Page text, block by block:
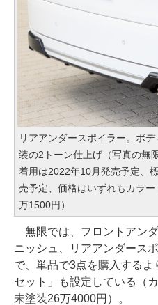
リアアンダースポイラー。ボ
装の2トーン仕上げ（写真の無
着用は2022年10月発売予定、
売予定、価格はいずれもカラ
万1500円）
無限では、フロントアン
ニッシュ、リアアンダース
で、単品で3点を購入する
セット」も設定している（
未塗装26万4000円）。